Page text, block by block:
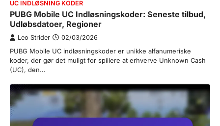
UC INDLØSNING KODER
PUBG Mobile UC Indløsningskoder: Seneste tilbud,
Udløbsdatoer, Regioner
Leo Strider 02/03/2026
PUBG Mobile UC indløsningskoder er unikke alfanumeriske
koder, der gør det muligt for spillere at erhverve Unknown Cash
(UC), den…